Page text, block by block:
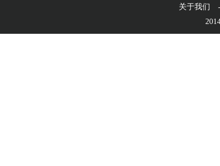
关于我